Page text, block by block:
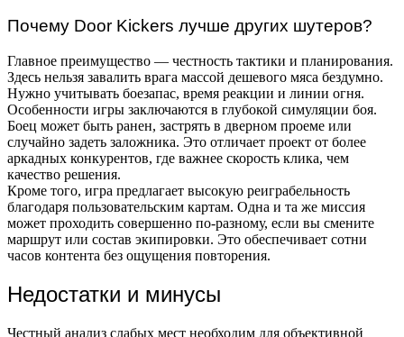
Почему Door Kickers лучше других шутеров?
Главное преимущество — честность тактики и планирования.
Здесь нельзя завалить врага массой дешевого мяса бездумно.
Нужно учитывать боезапас, время реакции и линии огня.
Особенности игры заключаются в глубокой симуляции боя.
Боец может быть ранен, застрять в дверном проеме или
случайно задеть заложника. Это отличает проект от более
аркадных конкурентов, где важнее скорость клика, чем
качество решения.
Кроме того, игра предлагает высокую реиграбельность
благодаря пользовательским картам. Одна и та же миссия
может проходить совершенно по-разному, если вы смените
маршрут или состав экипировки. Это обеспечивает сотни
часов контента без ощущения повторения.
Недостатки и минусы
Честный анализ слабых мест необходим для объективной